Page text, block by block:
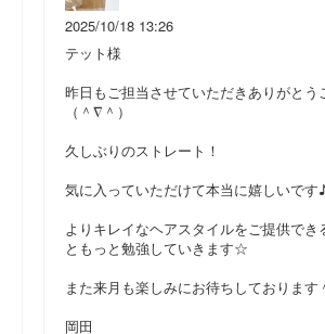
2025/10/18 13:26
テット様
昨日もご担当させていただきありがとう
（＾∇＾）
久しぶりのストレート！
気に入っていただけて本当に嬉しいで
よりキレイなヘアスタイルをご提供でき
ともっと勉強していきます☆
また来月も楽しみにお待ちしております
岡田